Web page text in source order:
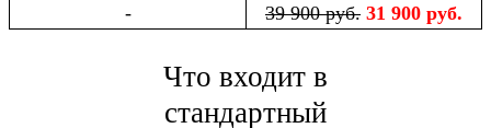
-
39 900 руб. 31 900 руб.
Что входит в
стандартный